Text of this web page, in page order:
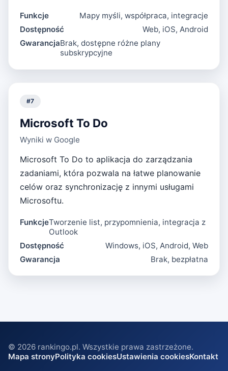
Funkcje
Mapy myśli, współpraca, integracje
Dostępność
Web, iOS, Android
GwarancjaBrak, dostępne różne plany
subskrypcyjne
#7
Microsoft To Do
Wyniki w Google
Microsoft To Do to aplikacja do zarządzania
zadaniami, która pozwala na łatwe planowanie
celów oraz synchronizację z innymi usługami
Microsoftu.
FunkcjeTworzenie list, przypomnienia, integracja z
Outlook
Dostępność
Windows, iOS, Android, Web
Gwarancja
Brak, bezpłatna
© 2026 rankingo.pl. Wszystkie prawa zastrzeżone.
Mapa stronyPolityka cookiesUstawienia cookiesKontakt